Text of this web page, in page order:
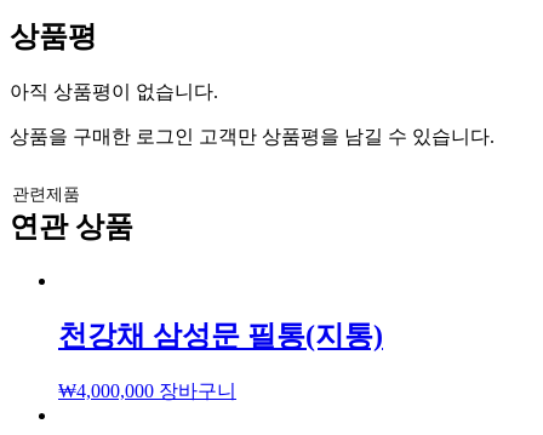
상품평
아직 상품평이 없습니다.
상품을 구매한 로그인 고객만 상품평을 남길 수 있습니다.
관련제품
연관 상품
천강채 삼성문 필통(지통)
₩4,000,000 장바구니